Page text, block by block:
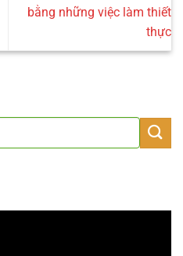
bằng những việc làm thiết
thực